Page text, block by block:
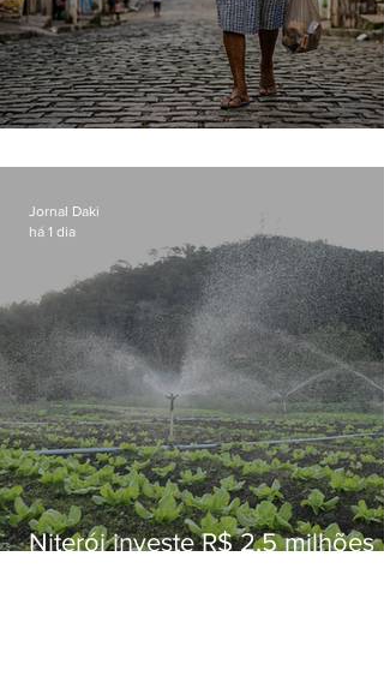
Niterói investe R$ 2,5 milhões
Jornal Daki
há 1 dia